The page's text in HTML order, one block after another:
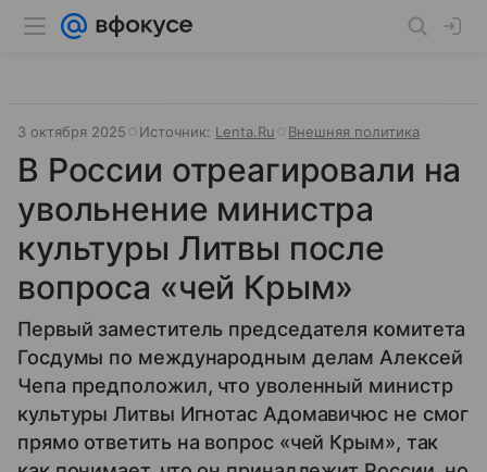
3 октября 2025 Источник: Lenta.Ru Внешняя политика
В России отреагировали на
увольнение министра
культуры Литвы после
вопроса «чей Крым»
Первый заместитель председателя комитета
Госдумы по международным делам Алексей
Чепа предположил, что уволенный министр
культуры Литвы Игнотас Адомавичюс не смог
прямо ответить на вопрос «чей Крым», так